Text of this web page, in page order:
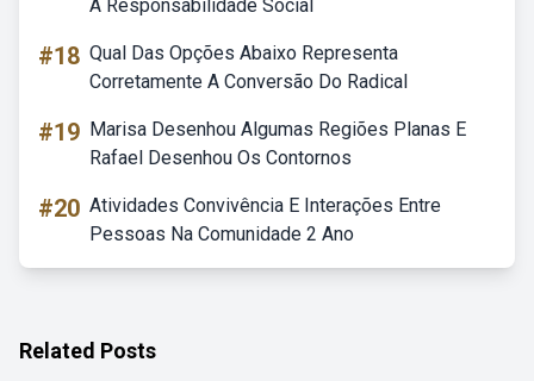
A Responsabilidade Social
#18 Qual Das Opções Abaixo Representa
Corretamente A Conversão Do Radical
#19 Marisa Desenhou Algumas Regiões Planas E
Rafael Desenhou Os Contornos
#20 Atividades Convivência E Interações Entre
Pessoas Na Comunidade 2 Ano
Related Posts